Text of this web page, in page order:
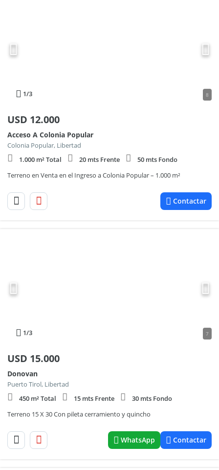
1/3 8
USD 12.000
Acceso A Colonia Popular
Colonia Popular, Libertad
1.000 m² Total
20 mts Frente
50 mts Fondo
Terreno en Venta en el Ingreso a Colonia Popular – 1.000 m²
Contactar
1/3 7
USD 15.000
Donovan
Puerto Tirol, Libertad
450 m² Total
15 mts Frente
30 mts Fondo
Terreno 15 X 30 Con pileta cerramiento y quincho
WhatsApp Contactar